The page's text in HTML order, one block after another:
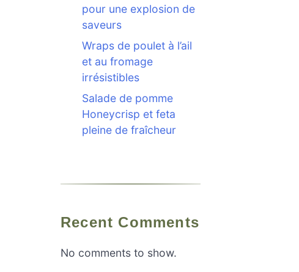
pour une explosion de
saveurs
Wraps de poulet à l’ail
et au fromage
irrésistibles
Salade de pomme
Honeycrisp et feta
pleine de fraîcheur
Recent Comments
No comments to show.